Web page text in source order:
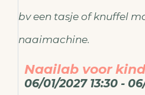
bv een tasje of knuffel
naaimachine.
Naailab voor
06/01/2027 13:30 -